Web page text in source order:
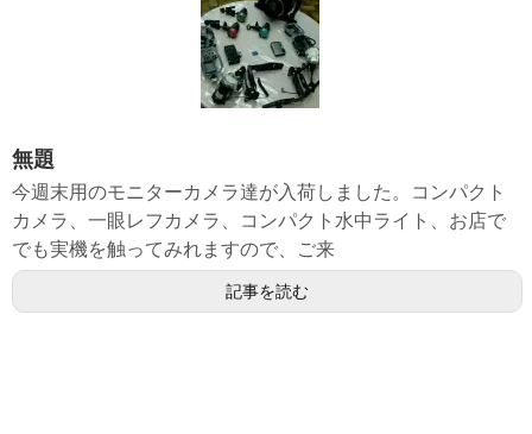
無題
今週末用のモニターカメラ達が入荷しました。コンパクト
カメラ、一眼レフカメラ、コンパクト水中ライト、お店で
でも実機を触ってみれますので、ご来
記事を読む